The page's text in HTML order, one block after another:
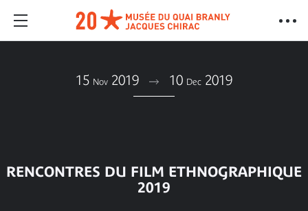
15 Nov 2019 10 Dec 2019
RENCONTRES DU FILM ETHNOGRAPHIQUE
2019